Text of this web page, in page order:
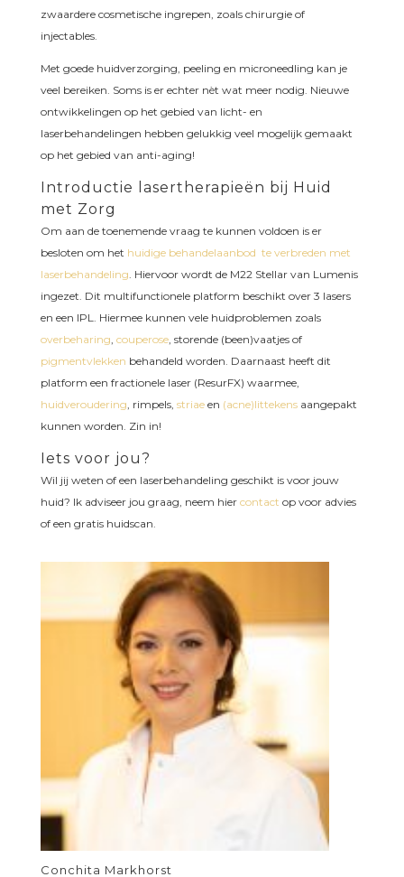
zwaardere cosmetische ingrepen, zoals chirurgie of
injectables.
Met goede huidverzorging, peeling en microneedling kan je
veel bereiken. Soms is er echter nèt wat meer nodig. Nieuwe
ontwikkelingen op het gebied van licht- en
laserbehandelingen hebben gelukkig veel mogelijk gemaakt
op het gebied van anti-aging!
Introductie lasertherapieën bij Huid
met Zorg
Om aan de toenemende vraag te kunnen voldoen is er
besloten om het huidige behandelaanbod te verbreden met
laserbehandeling. Hiervoor wordt de M22 Stellar van Lumenis
ingezet. Dit multifunctionele platform beschikt over 3 lasers
en een IPL. Hiermee kunnen vele huidproblemen zoals
overbeharing, couperose, storende (been)vaatjes of
pigmentvlekken behandeld worden. Daarnaast heeft dit
platform een fractionele laser (ResurFX) waarmee,
huidveroudering, rimpels, striaeen (acne)littekensaangepakt
kunnen worden. Zin in!
Iets voor jou?
Wil jij weten of een laserbehandeling geschikt is voor jouw
huid? Ik adviseer jou graag, neem hier contact op voor advies
of een gratis huidscan.
Conchita Markhorst